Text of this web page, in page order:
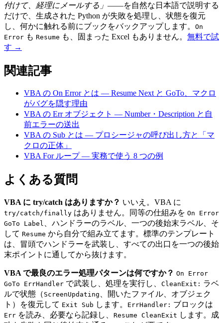
付けて、経理にメールする」 ——を自然な日本語で説明する
だけで、生成された Python が失敗を処理し、状態を復元
し、何かに触れる前にブックをバックアップします。 On
Error も Resume も、固まった Excel もありません。 無料で試
す →
関連記事
VBA の On Error とは — Resume Next と GoTo、マクロ
がバグを隠す理由
VBA の Err オブジェクト — Number・Description と自
前エラーの送出
VBA の Sub とは — プロシージャの呼び出し方と「マ
クロの正体」
VBA For ループ — 実務で使う 8 つの例
よくある質問
VBA に try/catch はありますか？ いいえ。VBA に
try/catch/finally はありません。同等の仕組みを On Error
GoTo Label
、ハンドラーのラベル、一つの後始末ラベル、そ
して Resume から自分で組み立てます。標準のテンプレート
は、冒頭でハンドラーを武装し、すべての出口を一つの後始
末ポイントに通してから抜けます。
VBA で最良のエラー処理パターンは何ですか？ On Error
GoTo ErrHandler で武装し、処理を実行し、 CleanExit: ラベ
ルで状態（ ScreenUpdating
、開いたファイル、オブジェク
ト）を復元して Exit Sub します。 ErrHandler: ブロックは
Err を読み、必要なら記録し、 Resume CleanExit します。成